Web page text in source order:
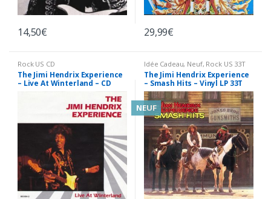
14,50€ 29,99€
Rock US CD
The Jimi Hendrix Experience
– Live At Winterland – CD
Idée Cadeau, Neuf, Rock US 33T
The Jimi Hendrix Experience
– Smash Hits – Vinyl LP 33T
Neuf sous Blister
NEUF